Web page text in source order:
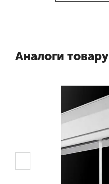
Аналоги товару